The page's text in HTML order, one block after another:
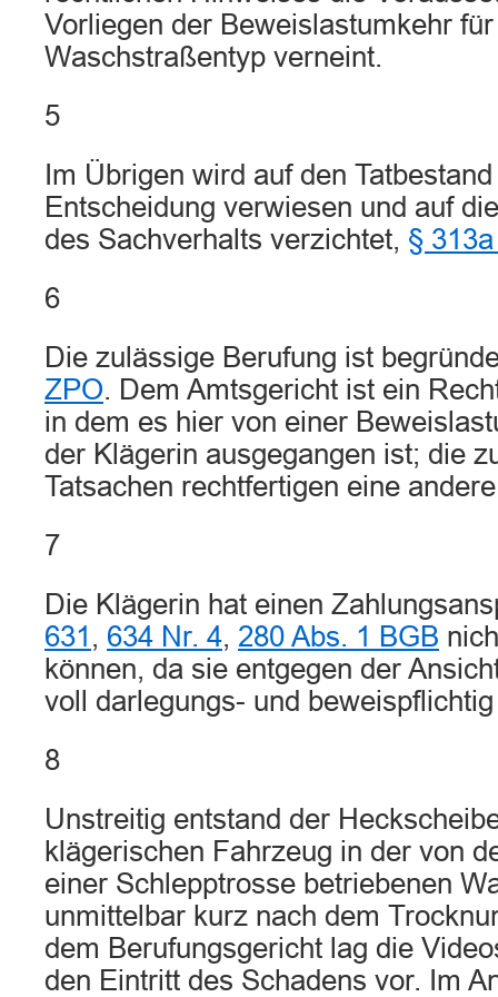
Vorliegen der Beweislastumkehr
Waschstraßentyp verneint.
5
Im Übrigen wird auf den
Entscheidung verwiesen und auf
des Sachverhalts verzichtet, §
6
Die zulässige Berufung ist
ZPO. Dem Amtsgericht ist ein
in dem es hier von einer
der Klägerin ausgegangen ist; die
Tatsachen rechtfertigen eine
7
Die Klägerin hat einen
631 , 634 Nr. 4, 280 Abs. 1 BGB
können, da sie entgegen der
voll darlegungs- und
8
Unstreitig entstand der
klägerischen Fahrzeug in der von
einer Schlepptrosse betriebenen
unmittelbar kurz nach dem
dem Berufungsgericht lag die
den Eintritt des Schadens vor. Im